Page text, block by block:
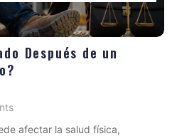
Después de un
afectar la salud física,